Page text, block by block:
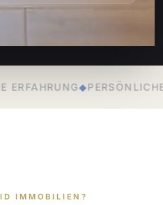
BETREUUNG◆LOKALE
IMMOBILIEN?